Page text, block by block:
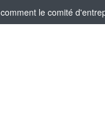
le comité